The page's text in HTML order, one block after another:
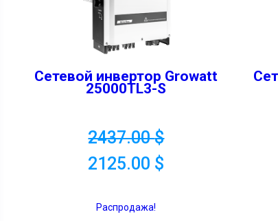
Сетевой инвертор Growatt
25000TL3-S
2437.00$
2125.00 $
Распродажа!